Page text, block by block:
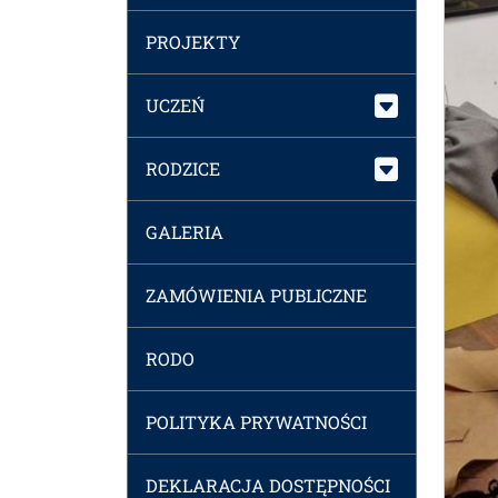
PROJEKTY
UCZEŃ
RODZICE
GALERIA
ZAMÓWIENIA PUBLICZNE
RODO
POLITYKA PRYWATNOŚCI
DEKLARACJA DOSTĘPNOŚCI